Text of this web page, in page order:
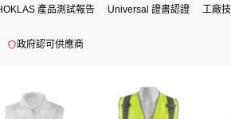
產品測試報告 Universal 證書認證 工廠
政府認可供應商